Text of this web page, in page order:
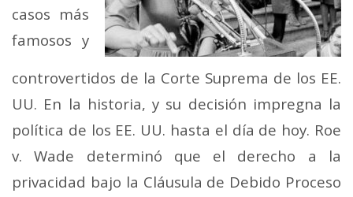
casos más
famosos y
controvertidos de la Corte Suprema de los EE.
UU. En la historia, y su decisión impregna la
política de los EE. UU. hasta el día de hoy. Roe
v. Wade determinó que el derecho a la
privacidad bajo la Cláusula de Debido Proceso